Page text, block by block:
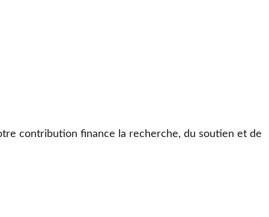
contribution finance la recherche, du soutien et de